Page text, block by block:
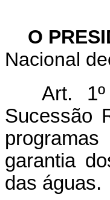
O
Nacional
Art. 1º
Sucessão
garantia
das águas.